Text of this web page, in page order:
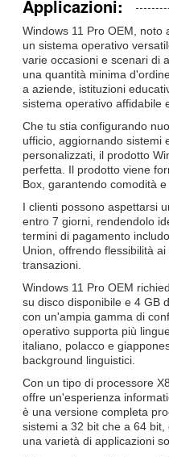
Applicazioni:
Windows 11 Pro OEM, noto
un sistema operativo
varie occasioni e scenari di
una quantità minima
a aziende, istituzioni
sistema operativo affidabile
Che tu stia configurando
ufficio, aggiornando sistemi
personalizzati, il prodotto
perfetta. Il prodotto viene
Box, garantendo comodità
I clienti possono aspettarsi
entro 7 giorni, rendendolo
termini di pagamento
Union, offrendo flessibilità
transazioni.
Windows 11 Pro OEM
su disco disponibile e 4 GB
con un'ampia gamma di
operativo supporta più
italiano, polacco e
background linguistici.
Con un tipo di processore
offre un'esperienza
è una versione completa
sistemi a 32 bit che a 64
una varietà di applicazioni